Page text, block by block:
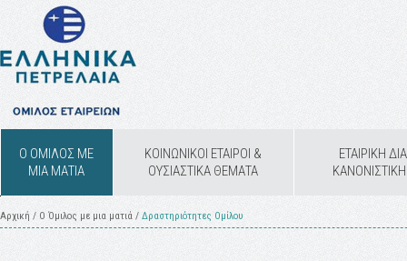
Ο ΟΜΙΛΟΣ ΜΕ
ΜΙΑ ΜΑΤΙΑ
ΚΟΙΝΩΝΙΚΟΙ ΕΤΑΙΡΟΙ &
ΟΥΣΙΑΣΤΙΚΑ ΘΕΜΑΤΑ
ΕΤΑΙΡΙΚΗ
Αρχική / Ο Όμιλος με μια ματιά / Δραστηριότητες Ομίλου